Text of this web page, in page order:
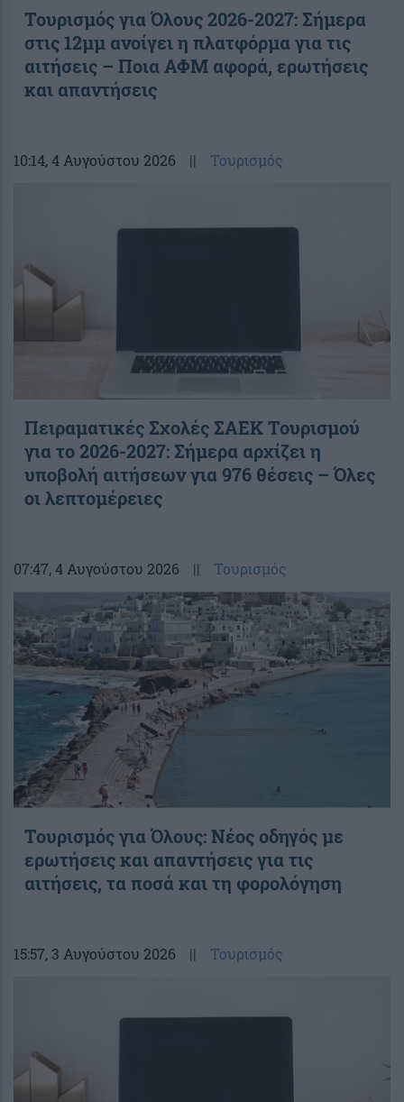
Τουρισμός για Όλους 2026-2027: Σήμερα
στις 12μμ ανοίγει η πλατφόρμα για τις
αιτήσεις – Ποια ΑΦΜ αφορά, ερωτήσεις
και απαντήσεις
10:14, 4 Αυγούστου 2026 || Τουρισμός
Πειραματικές Σχολές ΣΑΕΚ Τουρισμού
για το 2026-2027: Σήμερα αρχίζει η
υποβολή αιτήσεων για 976 θέσεις – Όλες
οι λεπτομέρειες
07:47, 4 Αυγούστου 2026 || Τουρισμός
Toυρισμός για Όλους: Νέος οδηγός με
ερωτήσεις και απαντήσεις για τις
αιτήσεις, τα ποσά και τη φορολόγηση
15:57, 3 Αυγούστου 2026 || Τουρισμός